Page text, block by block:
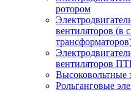
ротором
вентиляторов (в
вентиляторов
Высоковольтные
Рольганговые